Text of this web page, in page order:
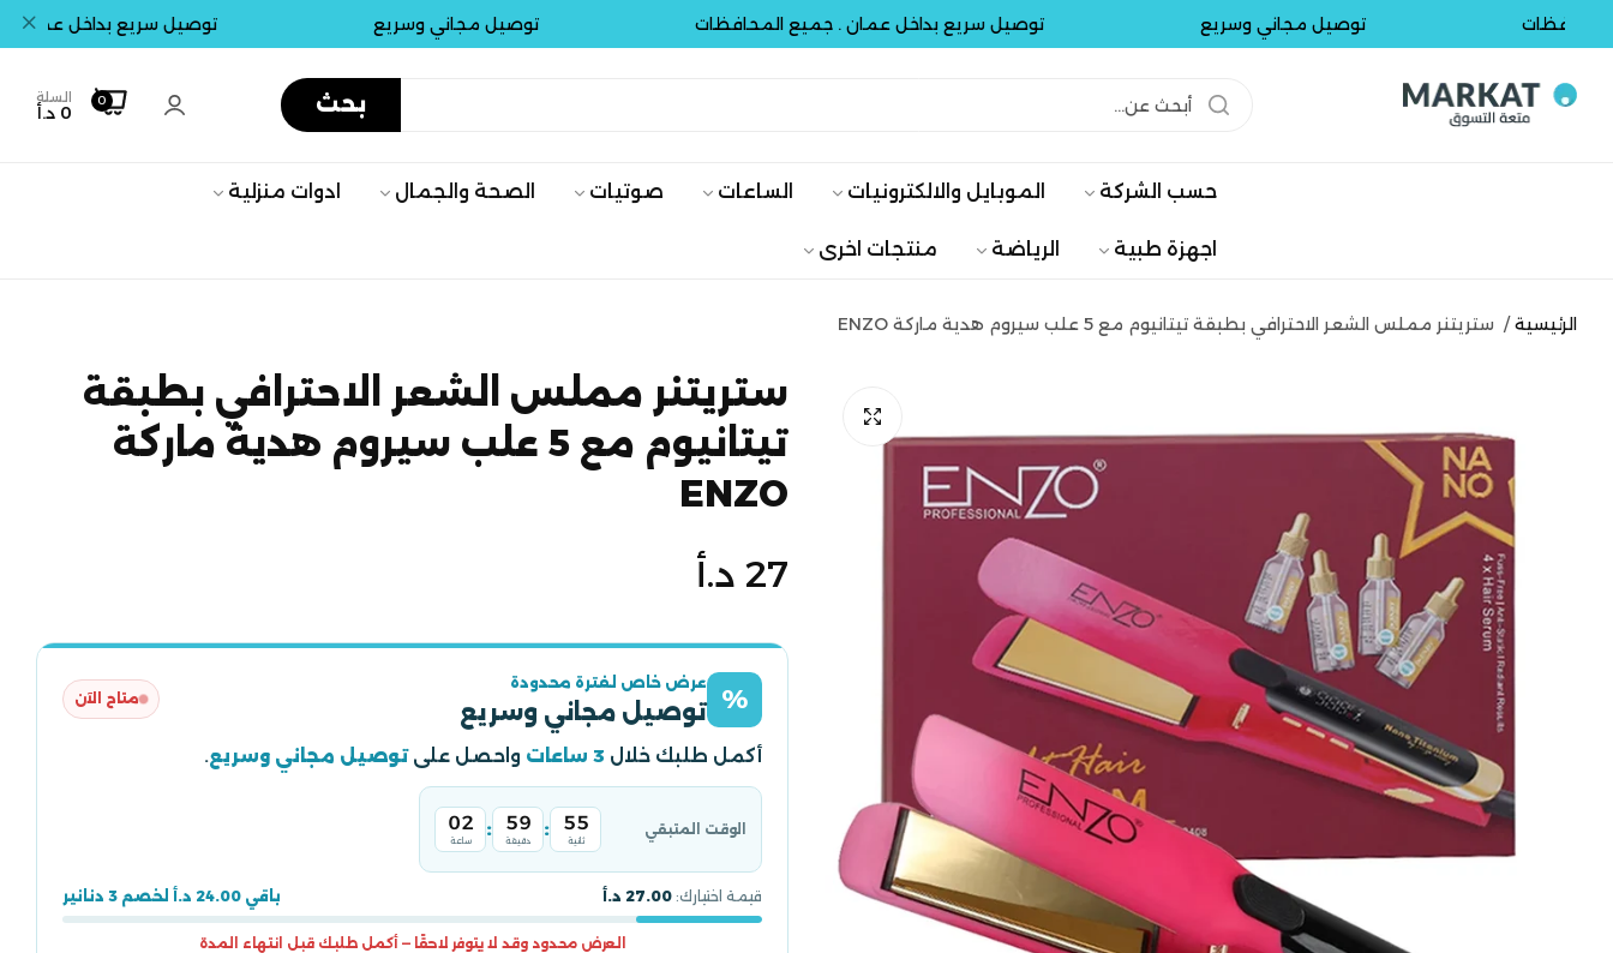
توصيل مجاني وسريع توصيل سريع بداخل عمان . جميع المحافظات توصيل مجاني وسريع توصيل سريع بداخل عمان . جميع
بحث السلة
0 د.أ
0
حسب الشركة الموبايل والالكترونيات الساعات صوتيات الصحة والجمال ادوات منزلية
اجهزة طبية الرياضة منتجات اخرى
الرئيسية / ستريتنر مملس الشعر الاحترافي بطبقة تيتانيوم مع 5 علب سيروم هدية ماركة ENZO
ستريتنر مملس الشعر الاحترافي بطبقة
تيتانيوم مع 5 علب سيروم هدية ماركة
ENZO
السعر
الأصلي
27 د.أ
%
عرض خاص لفترة محدودة
توصيل مجاني وسريع متاح الآن
أكمل طلبك خلال 3 ساعات واحصل علىتوصيل مجاني وسريع.
الوقت المتبقي 02
ساعة
: 59
دقيقة
: 53
ثانية
قيمة اختيارك: 27.00 د.أ باقي 24.00 د.أ لخصم 3 دنانير
العرض محدود وقد لا يتوفر لاحقًا — أكمل طلبك قبل انتهاء المدة